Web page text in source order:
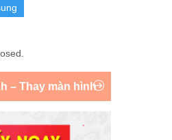
– Thay màn hình